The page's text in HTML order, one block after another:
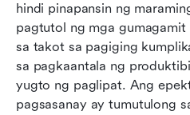
hindi pinapansin ng
pagtutol ng mga gumagamit
sa takot sa pagiging
sa pagkaantala ng
yugto ng paglipat. Ang
pagsasanay ay tumutulong